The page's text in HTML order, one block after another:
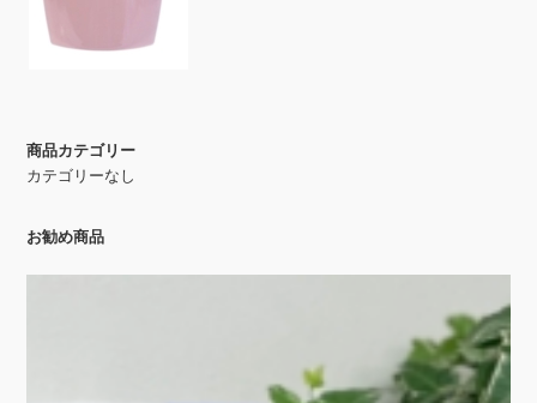
商品カテゴリー
カテゴリーなし
お勧め商品